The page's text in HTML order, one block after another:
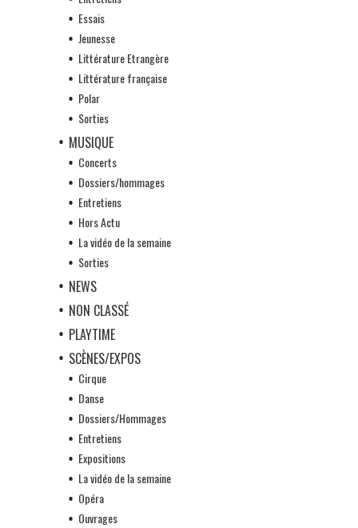
Essais
Jeunesse
Littérature Etrangère
Littérature française
Polar
Sorties
MUSIQUE
Concerts
Dossiers/hommages
Entretiens
Hors Actu
La vidéo de la semaine
Sorties
NEWS
NON CLASSÉ
PLAYTIME
SCÈNES/EXPOS
Cirque
Danse
Dossiers/Hommages
Entretiens
Expositions
La vidéo de la semaine
Opéra
Ouvrages